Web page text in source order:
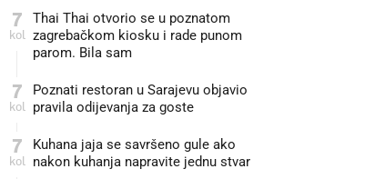
7
kol
Thai Thai otvorio se u poznatom
zagrebačkom kiosku i rade punom
parom. Bila sam
7
kol
Poznati restoran u Sarajevu objavio
pravila odijevanja za goste
7
kol
Kuhana jaja se savršeno gule ako
nakon kuhanja napravite jednu stvar